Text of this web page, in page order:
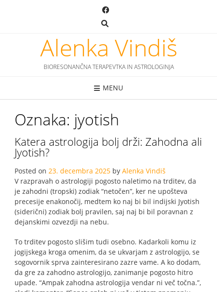
Alenka Vindiš
BIORESONANČNA TERAPEVTKA IN ASTROLOGINJA
MENU
Oznaka: jyotish
Katera astrologija bolj drži: Zahodna ali
Jyotish?
Posted on 23. decembra 2025 by Alenka Vindiš
V razpravah o astrologiji pogosto naletimo na trditev, da
je zahodni (tropski) zodiak “netočen”, ker ne upošteva
precesije enakonočij, medtem ko naj bi bil indijski Jyotish
(siderični) zodiak bolj pravilen, saj naj bi bil poravnan z
dejanskimi ozvezdji na nebu.
To trditev pogosto slišim tudi osebno. Kadarkoli komu iz
jogijskega kroga omenim, da se ukvarjam z astrologijo, se
sogovornik sprva zainteresirano zazre vame. A ko dodam,
da gre za zahodno astrologijo, zanimanje pogosto hitro
upade. “Ampak zahodna astrologija vendar ni več točna.”,